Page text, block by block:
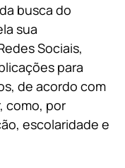
busca do
sua
Sociais,
para
de acordo com
como, por
escolaridade e